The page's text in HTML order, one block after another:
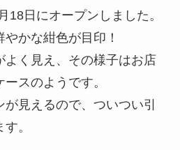
18日にオープンしました。
かな紺色が目印！
よく見え、その様子はお店
スのようです。
見えるので、ついつい引
。